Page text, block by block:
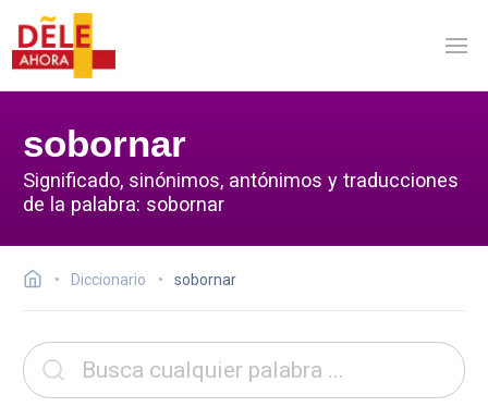
sobornar
Significado, sinónimos, antónimos y traducciones
de la palabra: sobornar
Diccionario sobornar